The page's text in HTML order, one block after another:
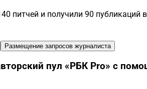
питчей и получили 90 публикаций
Размещение запросов журналиста
пул «РБК Pro» с